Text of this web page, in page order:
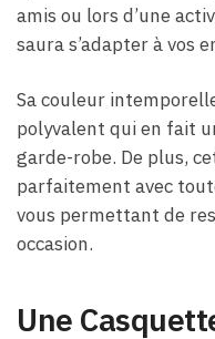
amis ou lors d’une
saura s’adapter à vos
Sa couleur
polyvalent qui en fait
garde-robe. De plus,
parfaitement avec
vous permettant de
occasion.
Une